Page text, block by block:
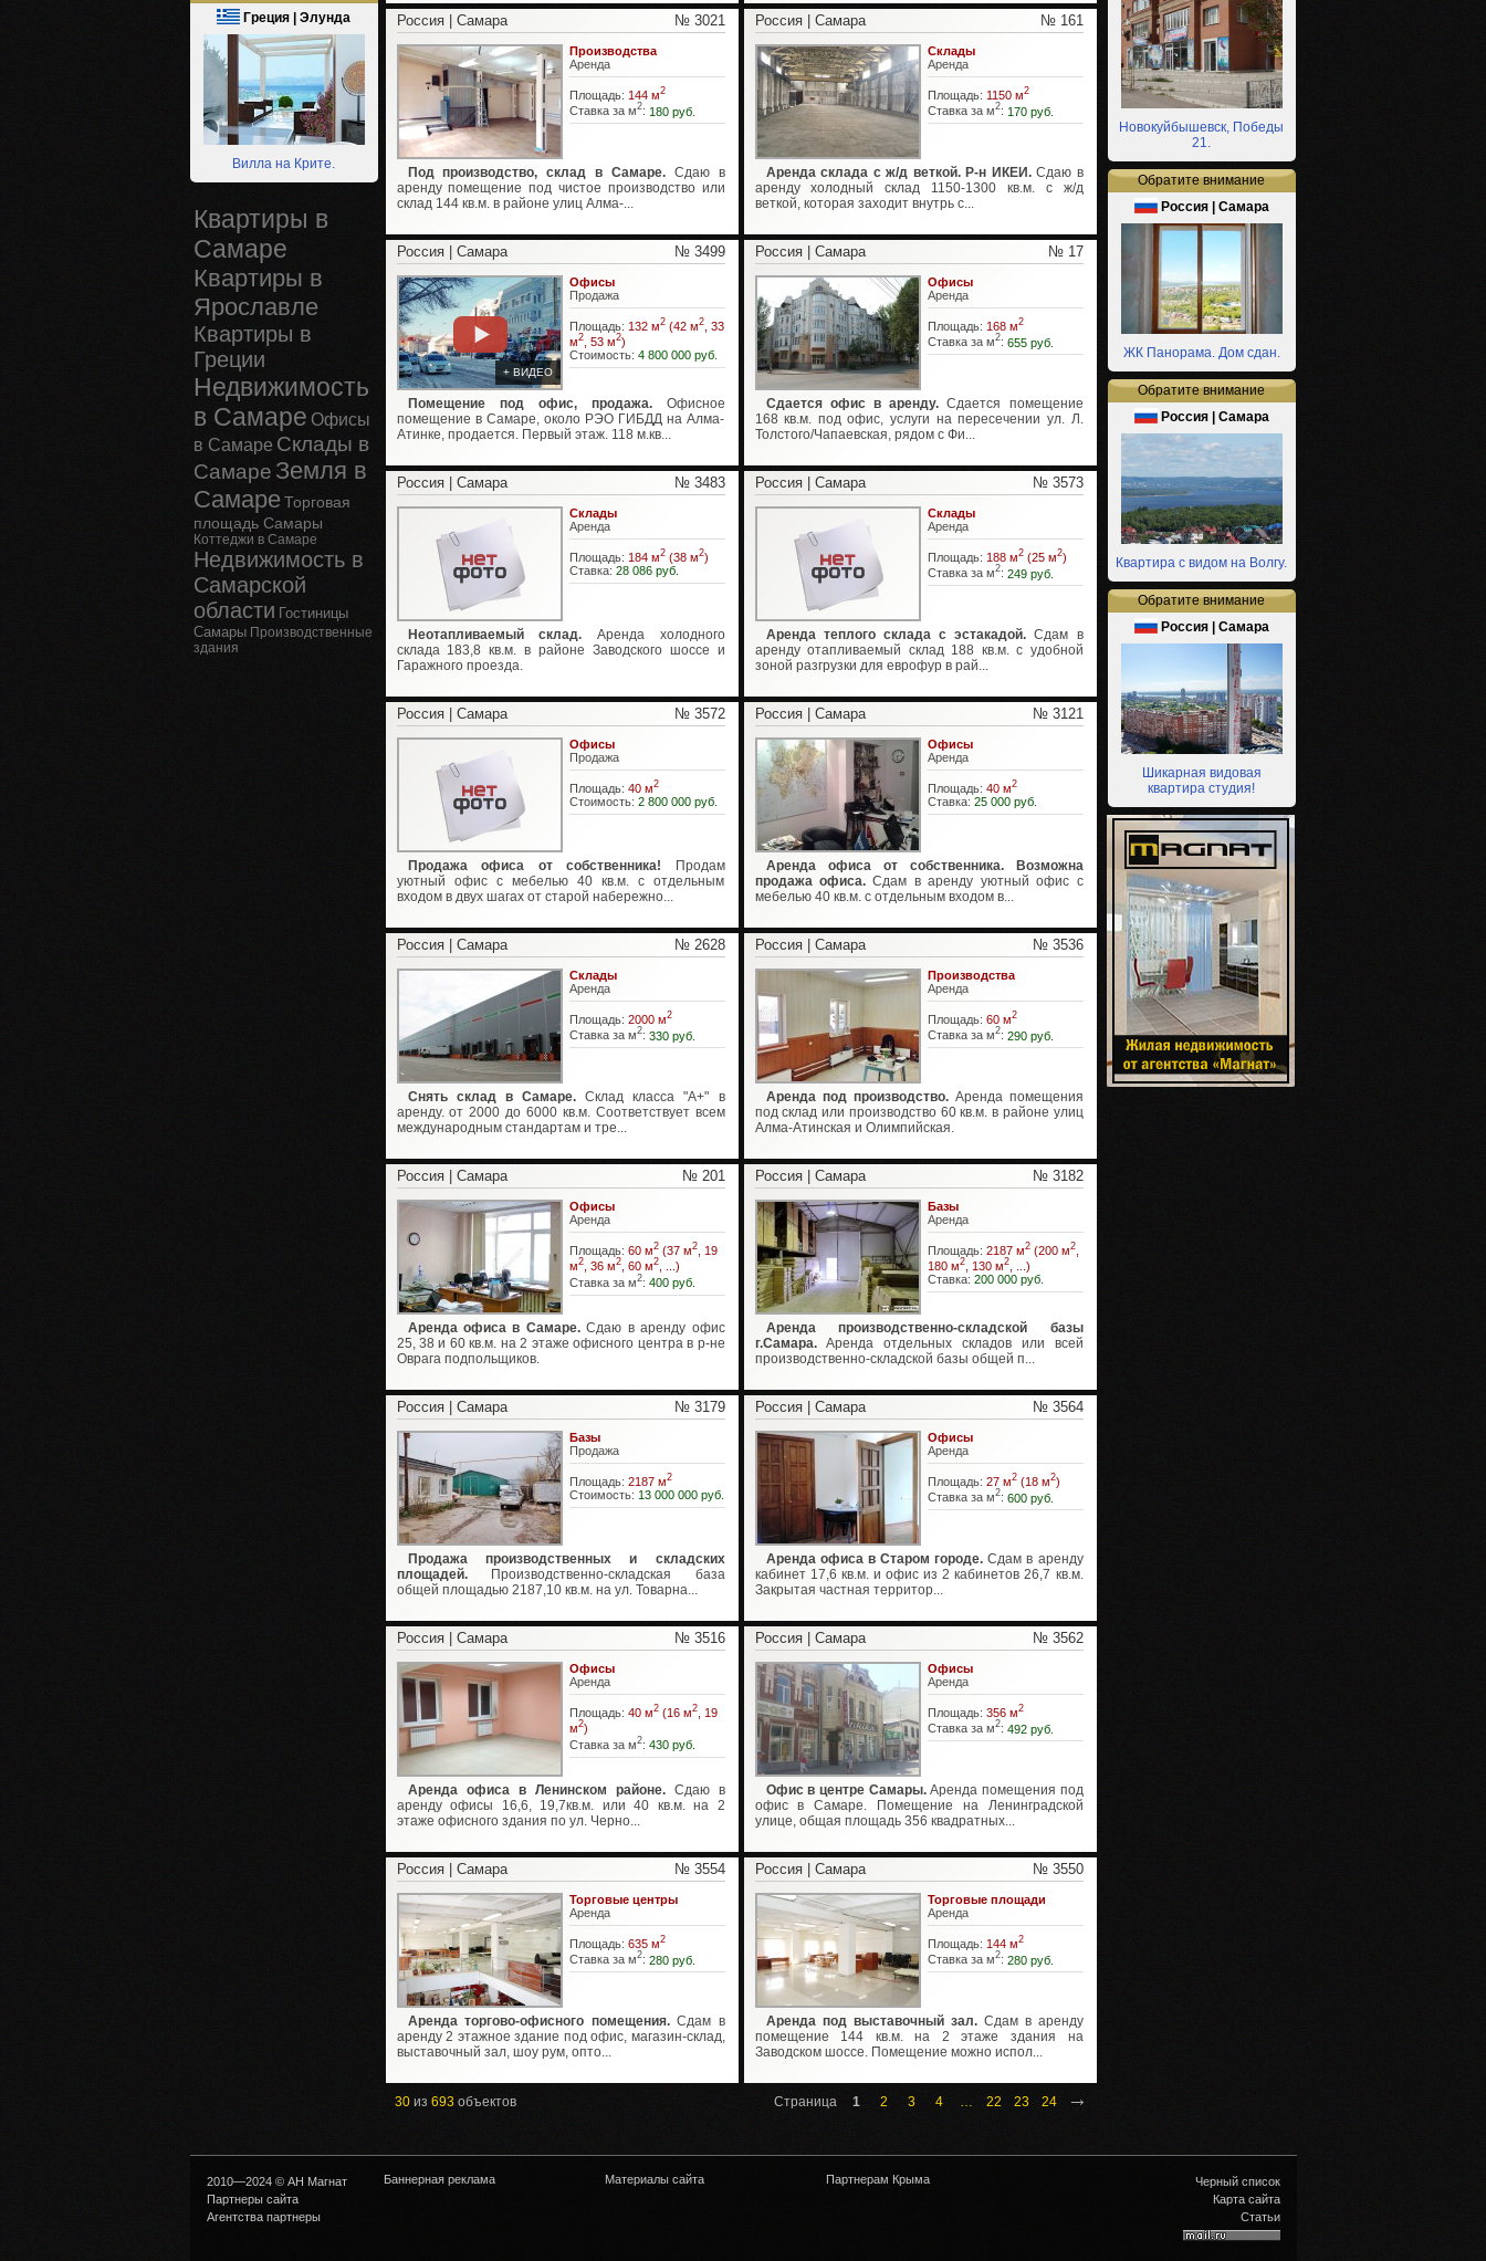
Греция | Элунда
Вилла на Крите.
Квартиры в
Самаре
Квартиры в
Ярославле
Квартиры в
Греции
Недвижимость
в Самаре Офисы
в Самаре Склады в
Самаре Земля в
Самаре Торговая
площадь Самары
Коттеджи в Самаре
Недвижимость в
Самарской
области Гостиницы
Самары Производственные
здания
Россия | Самара № 3021
Производства
Аренда
Площадь: 144 м2
Ставка за м2: 180 руб.
Под производство, склад в Самаре.Сдаю в
аренду помещение под чистое производство или
склад 144 кв.м. в районе улиц Алма-...
Россия | Самара № 161
Склады
Аренда
Площадь: 1150 м2
Ставка за м2: 170 руб.
Аренда склада с ж/д веткой. Р-н ИКЕИ.Сдаю в
аренду холодный склад 1150-1300 кв.м. с ж/д
веткой, которая заходит внутрь с...
Россия | Самара № 3499
+ ВИДЕО
Офисы
Продажа
Площадь: 132 м2(42 м2, 33
м2, 53 м2)
Стоимость: 4 800 000 руб.
Помещение под офис, продажа.Офисное
помещение в Самаре, около РЭО ГИБДД на Алма-
Атинке, продается. Первый этаж. 118 м.кв...
Россия | Самара № 17
Офисы
Аренда
Площадь: 168 м2
Ставка за м2: 655 руб.
Сдается офис в аренду. Сдается помещение
168 кв.м. под офис, услуги на пересечении ул. Л.
Толстого/Чапаевская, рядом с Фи...
Россия | Самара № 3483
Склады
Аренда
Площадь: 184 м2(38 м2)
Ставка: 28 086 руб.
Неотапливаемый склад. Аренда холодного
склада 183,8 кв.м. в районе Заводского шоссе и
Гаражного проезда.
Россия | Самара № 3573
Склады
Аренда
Площадь: 188 м2(25 м2)
Ставка за м2: 249 руб.
Аренда теплого склада с эстакадой. Сдам в
аренду отапливаемый склад 188 кв.м. с удобной
зоной разгрузки для еврофур в рай...
Россия | Самара № 3572
Офисы
Продажа
Площадь: 40 м2
Стоимость: 2 800 000 руб.
Продажа офиса от собственника! Продам
уютный офис с мебелью 40 кв.м. с отдельным
входом в двух шагах от старой набережно...
Россия | Самара № 3121
Офисы
Аренда
Площадь: 40 м2
Ставка: 25 000 руб.
Аренда офиса от собственника. Возможна
продажа офиса.Сдам в аренду уютный офис с
мебелью 40 кв.м. с отдельным входом в...
Россия | Самара № 2628
Склады
Аренда
Площадь: 2000 м2
Ставка за м2: 330 руб.
Снять склад в Самаре.Склад класса "А+" в
аренду. от 2000 до 6000 кв.м. Соответствует всем
международным стандартам и тре...
Россия | Самара № 3536
Производства
Аренда
Площадь: 60 м2
Ставка за м2: 290 руб.
Аренда под производство.Аренда помещения
под склад или производство 60 кв.м. в районе улиц
Алма-Атинская и Олимпийская.
Россия | Самара № 201
Офисы
Аренда
Площадь: 60 м2(37 м2, 19
м2, 36 м2, 60 м2, ...)
Ставка за м2: 400 руб.
Аренда офиса в Самаре.Сдаю в аренду офис
25, 38 и 60 кв.м. на 2 этаже офисного центра в р-не
Оврага подпольщиков.
Россия | Самара № 3182
Базы
Аренда
Площадь: 2187 м2(200 м2,
180 м2, 130 м2, ...)
Ставка: 200 000 руб.
Аренда производственно-складской базы
г.Самара.Аренда отдельных складов или всей
производственно-складской базы общей п...
Россия | Самара № 3179
Базы
Продажа
Площадь: 2187 м2
Стоимость: 13 000 000 руб.
Продажа производственных и складских
площадей.Производственно-складская база
общей площадью 2187,10 кв.м. на ул. Товарна...
Россия | Самара № 3564
Офисы
Аренда
Площадь: 27 м2(18 м2)
Ставка за м2: 600 руб.
Аренда офиса в Старом городе. Сдам в аренду
кабинет 17,6 кв.м. и офис из 2 кабинетов 26,7 кв.м.
Закрытая частная территор...
Россия | Самара № 3516
Офисы
Аренда
Площадь: 40 м2(16 м2, 19
м2)
Ставка за м2: 430 руб.
Аренда офиса в Ленинском районе.Сдаю в
аренду офисы 16,6, 19,7кв.м. или 40 кв.м. на 2
этаже офисного здания по ул. Черно...
Россия | Самара № 3562
Офисы
Аренда
Площадь: 356 м2
Ставка за м2: 492 руб.
Офис в центре Самары.Аренда помещения под
офис в Самаре. Помещение на Ленинградской
улице, общая площадь 356 квадратных...
Россия | Самара № 3554
Торговые центры
Аренда
Площадь: 635 м2
Ставка за м2: 280 руб.
Аренда торгово-офисного помещения.Сдам в
аренду 2 этажное здание под офис, магазин-склад,
выставочный зал, шоу рум, опто...
Россия | Самара № 3550
Торговые площади
Аренда
Площадь: 144 м2
Ставка за м2: 280 руб.
Аренда под выставочный зал.Сдам в аренду
помещение 144 кв.м. на 2 этаже здания на
Заводском шоссе. Помещение можно испол...
30 из 693 объектов Страница 1 2 3 4 … 22 23 24 →
Новокуйбышевск, Победы
21.
Обратите внимание
Россия | Самара
ЖК Панорама. Дом сдан.
Обратите внимание
Россия | Самара
Квартира с видом на Волгу.
Обратите внимание
Россия | Самара
Шикарная видовая
квартира студия!
2010—2024 © АН Магнат
Партнеры сайта
Агентства партнеры
Баннерная реклама Материалы сайта Партнерам Крыма
Черный список
Карта сайта
Статьи